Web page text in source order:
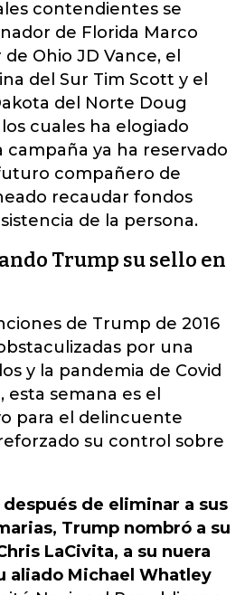
contendientes se
de Florida Marco
Ohio JD Vance, el
del Sur Tim Scott y el
del Norte Doug
cuales ha elogiado
ya ha reservado
compañero de
recaudar fondos
de la persona.
Trump su sello en
de Trump de 2016
por una
y la pandemia de Covid
semana es el
para el delincuente
su control sobre
de eliminar a sus
Trump nombró a su
LaCivita, a su nuera
aliado Michael Whatley